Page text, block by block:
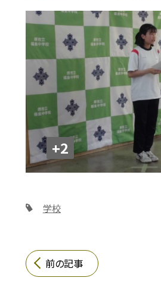
+2
学校
前の記事